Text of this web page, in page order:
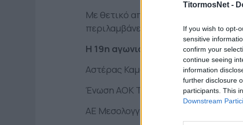
TitormosNet -
If you wish to opt-
sensitive
confirm your
continue seeing
information
further disclosure
participants. This
Downstream
Με θετικό αποτέλεσμα στέφεται
περιλαμβάνει τις εξής
Η 19η αγωνιστική (Σάββατο 16:00):
Αστέρας Καμαρούλας – Ατρόμητος
Ένωση ΑΟΚ Τρίκαρδος – Αστέρας
ΑΕ Μεσολογγίου – Όμηρος Νεοχωρίου